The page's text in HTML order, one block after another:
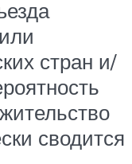
стран и/
сводится